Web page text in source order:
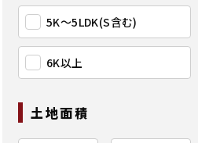
5K〜5LDK(S含む)
6K以上
土地面積